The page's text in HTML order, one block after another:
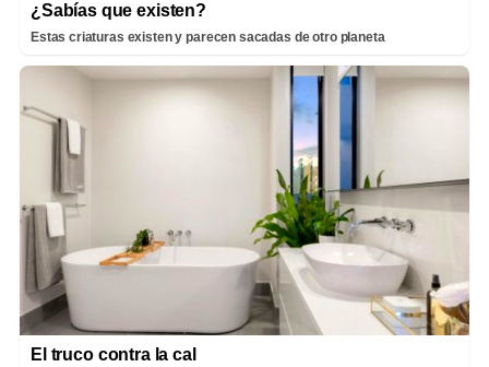
¿Sabías que existen?
Estas criaturas existen y parecen sacadas de otro planeta
El truco contra la cal